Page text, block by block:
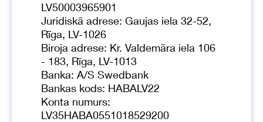
LV50003965901
Juridiskā adrese: Gaujas iela 32-52,
Rīga, LV-1026
Biroja adrese: Kr. Valdemāra iela 106
- 183, Rīga, LV-1013
Banka: A/S Swedbank
Bankas kods: HABALV22
Konta numurs:
LV35HABA0551018529200